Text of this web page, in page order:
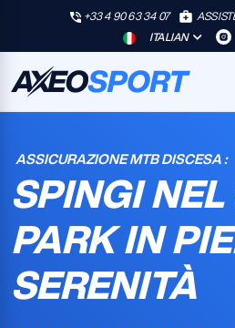
+33 4 90 63 34 07
ITALIAN
ASSICURAZIONE MTB DISCESA :
SPINGI NEL
PARK IN
SERENITÀ